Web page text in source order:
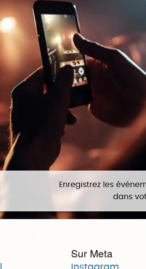
Enregistrez les
dans
Sur Meta